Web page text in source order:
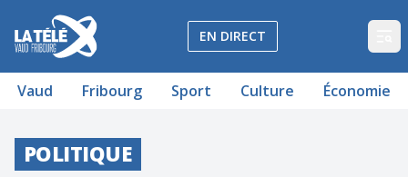
La Télé - Télévision régionale Vaud et Fribourg
EN DIRECT
Vaud Fribourg Sport Culture Économie
POLITIQUE